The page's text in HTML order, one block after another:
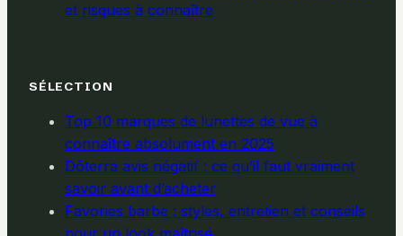
et risques à connaître
SÉLECTION
Top 10 marques de lunettes de vue à
connaître absolument en 2025
Dōterra avis négatif : ce qu’il faut vraiment
savoir avant d’acheter
Favories barbe : styles, entretien et conseils